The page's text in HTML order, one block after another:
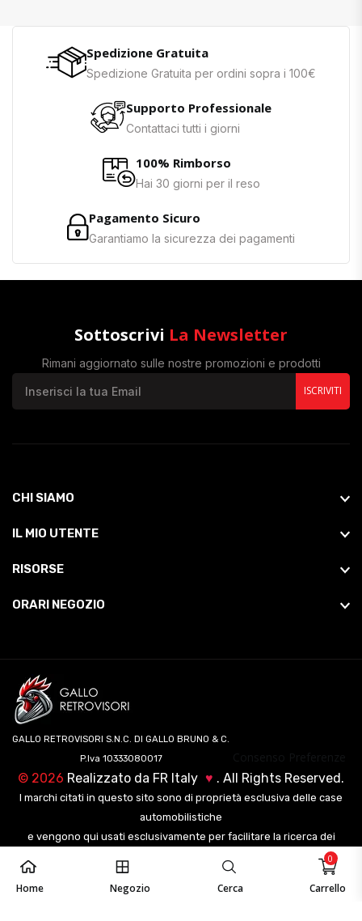
Home Negozio Cerca Carrello
0
Spedizione Gratuita
Spedizione Gratuita per ordini sopra i 100€
Supporto Professionale
Contattaci tutti i giorni
100% Rimborso
Hai 30 giorni per il reso
Pagamento Sicuro
Garantiamo la sicurezza dei pagamenti
Sottoscrivi La Newsletter
Rimani aggiornato sulle nostre promozioni e prodotti
ISCRIVITI
CHI SIAMO
IL MIO UTENTE
RISORSE
ORARI NEGOZIO
GALLO RETROVISORI S.N.C. DI GALLO BRUNO & C.
P.Iva 10333080017
© 2026 Realizzato da FR Italy ♥ . All Rights Reserved.
I marchi citati in questo sito sono di proprietà esclusiva delle case
automobilistiche
e vengono qui usati esclusivamente per facilitare la ricerca dei